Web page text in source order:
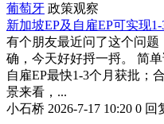
葡萄牙 政策观察
新加坡EP及自雇EP可实现
有个朋友最近问了这个问
确，今天好好捋一捋。 简
自雇EP最快1-3个月获批；
景来看，...
小石桥 2026-7-17 10:20 0 回